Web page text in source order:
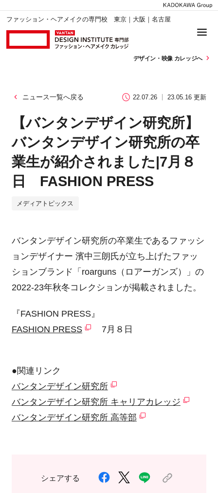
ファッション・ヘアメイクの専門校 東京｜大阪｜名古屋
デザイン・ 映像 カレッジへ
ニュース一覧へ戻る 22.07.26 23.05.16 更新
【バンタンデザイン研究所】
バンタンデザイン研究所の卒
業生が紹介されました|7月８
日 FASHION PRESS
メディアトピックス
バンタンデザイン研究所の卒業生であるファッシ
ョンデザイナー 濱中三朗氏が立ち上げたファッ
ションブランド「roarguns（ロアーガンズ）」の
2022-23年秋冬コレクションが掲載されました。
『FASHION PRESS』
FASHION PRESS
7月８日
●関連リンク
バンタンデザイン研究所
バンタンデザイン研究所 キャリアカレッジ
バンタンデザイン研究所 高等部
シェアする